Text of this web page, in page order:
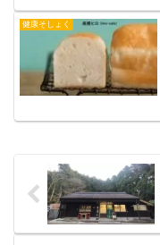
健康そしょく